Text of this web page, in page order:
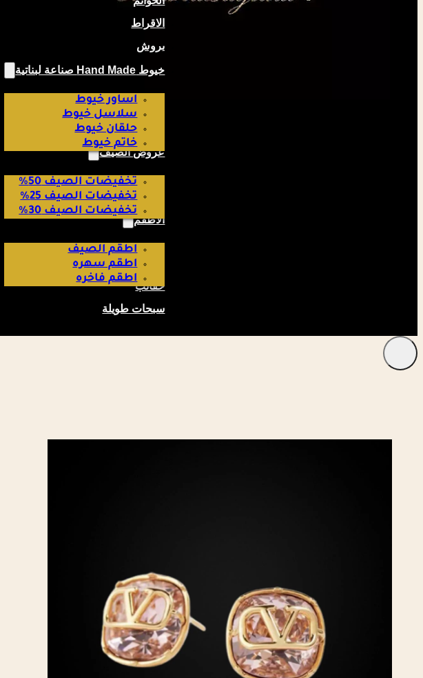
الاقراط
بروش
خيوط Hand Made صناعة لبناتية
اساور خيوط
سلاسل خيوط
حلقان خيوط
خاتم خيوط
عروض الصيف
تخفيضات الصيف 50%
تخفيضات الصيف 25%
تخفيضات الصيف 30%
الاطقم
اطقم الصيف
اطقم سهره
اطقم فاخره
حقائب
سبحات طويلة